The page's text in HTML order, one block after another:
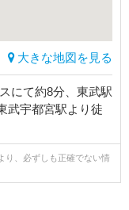
大きな地図を見る
にて約8分、東武駅
武宇都宮駅より徒
り、必ずしも正確でない情